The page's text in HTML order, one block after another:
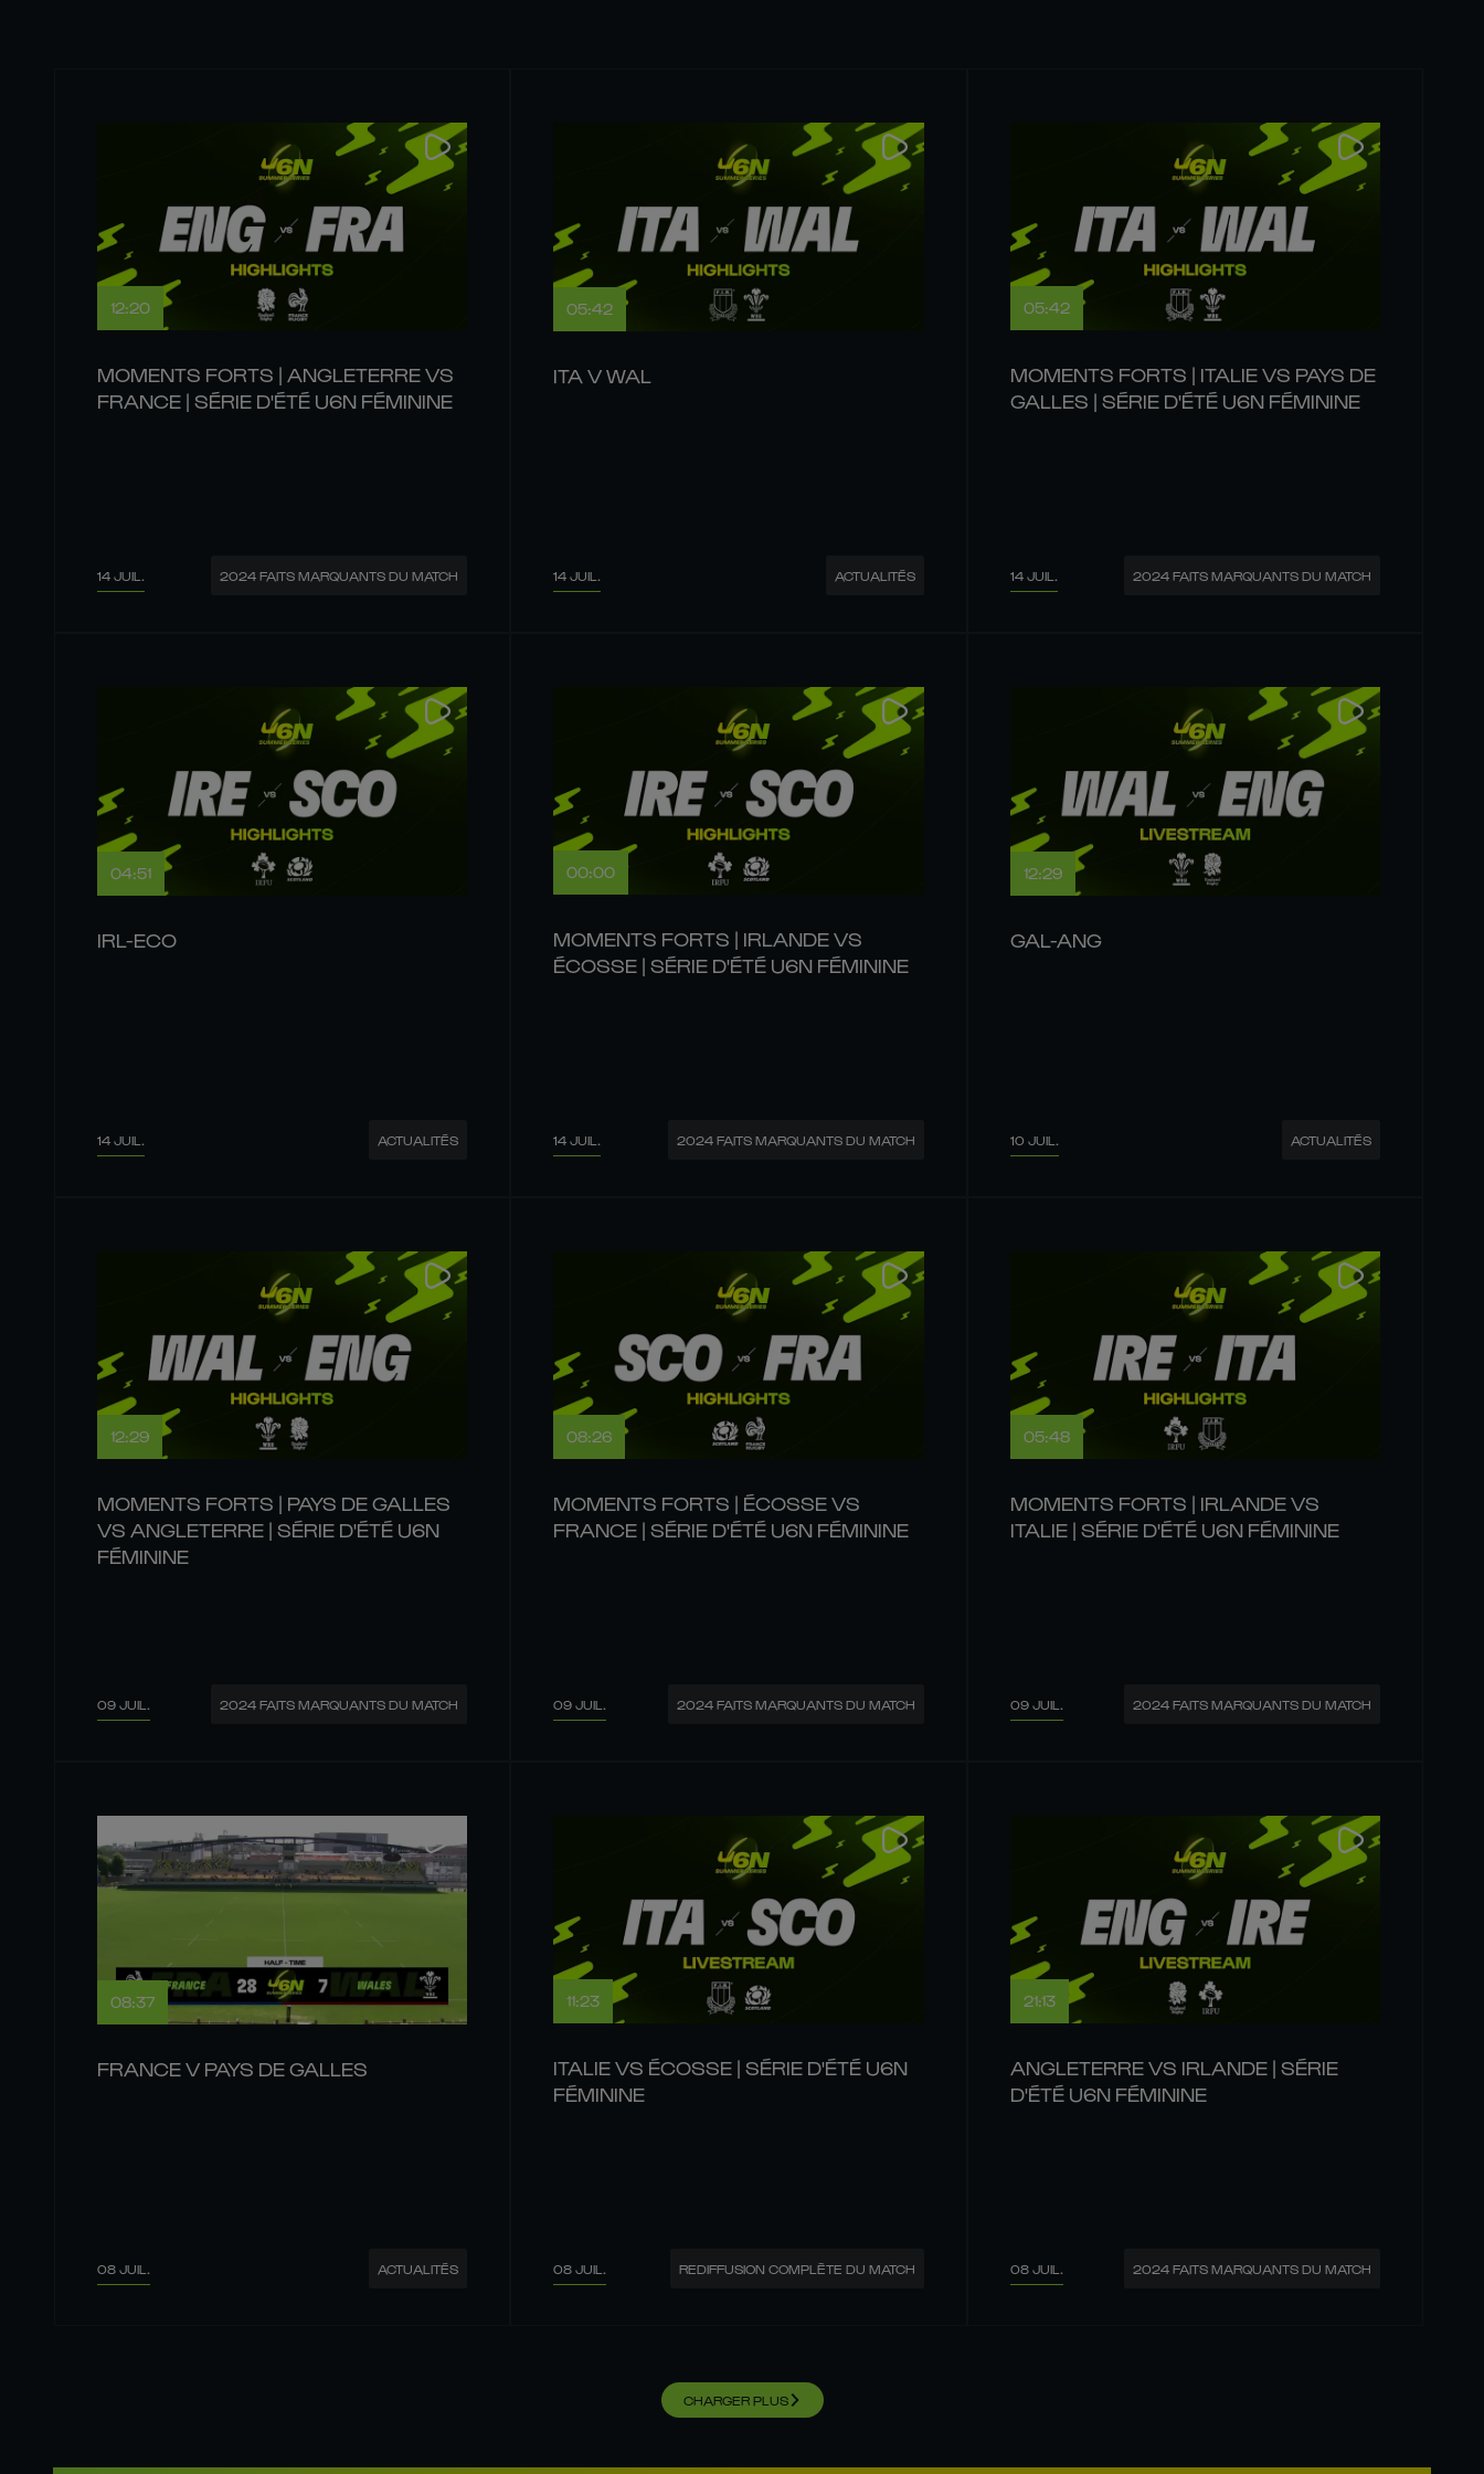
12:20
MOMENTS FORTS | ANGLETERRE VS
FRANCE | SÉRIE D'ÉTÉ U6N FÉMININE
14 JUIL. 2024 FAITS MARQUANTS DU MATCH
05:42
ITA V WAL
14 JUIL. ACTUALITÉS
05:42
MOMENTS FORTS | ITALIE VS PAYS DE
GALLES | SÉRIE D'ÉTÉ U6N FÉMININE
14 JUIL. 2024 FAITS MARQUANTS DU MATCH
04:51
IRL-ECO
14 JUIL. ACTUALITÉS
00:00
MOMENTS FORTS | IRLANDE VS
ÉCOSSE | SÉRIE D'ÉTÉ U6N FÉMININE
14 JUIL. 2024 FAITS MARQUANTS DU MATCH
12:29
GAL-ANG
10 JUIL. ACTUALITÉS
12:29
MOMENTS FORTS | PAYS DE GALLES
VS ANGLETERRE | SÉRIE D'ÉTÉ U6N
FÉMININE
09 JUIL. 2024 FAITS MARQUANTS DU MATCH
08:26
MOMENTS FORTS | ÉCOSSE VS
FRANCE | SÉRIE D'ÉTÉ U6N FÉMININE
09 JUIL. 2024 FAITS MARQUANTS DU MATCH
05:48
MOMENTS FORTS | IRLANDE VS
ITALIE | SÉRIE D'ÉTÉ U6N FÉMININE
09 JUIL. 2024 FAITS MARQUANTS DU MATCH
08:37
FRANCE V PAYS DE GALLES
08 JUIL. ACTUALITÉS
11:23
ITALIE VS ÉCOSSE | SÉRIE D'ÉTÉ U6N
FÉMININE
08 JUIL. REDIFFUSION COMPLÈTE DU MATCH
21:13
ANGLETERRE VS IRLANDE | SÉRIE
D'ÉTÉ U6N FÉMININE
08 JUIL. 2024 FAITS MARQUANTS DU MATCH
CHARGER PLUS